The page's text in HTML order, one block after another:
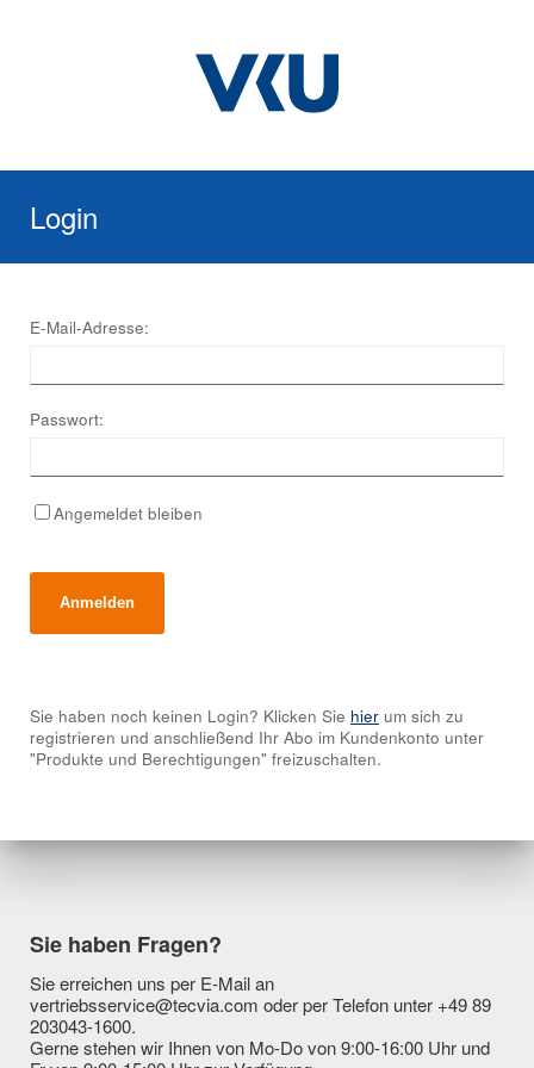
Login
E-Mail-Adresse:
Passwort:
Angemeldet bleiben
Sie haben noch keinen Login? Klicken Sie hier um sich zu
registrieren und anschließend Ihr Abo im Kundenkonto unter
"Produkte und Berechtigungen" freizuschalten.
Sie haben Fragen?
Sie erreichen uns per E-Mail an
vertriebsservice@tecvia.com oder per Telefon unter +49 89
203043-1600.
Gerne stehen wir Ihnen von Mo-Do von 9:00-16:00 Uhr und